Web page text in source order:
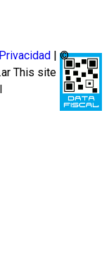
| ©
This site